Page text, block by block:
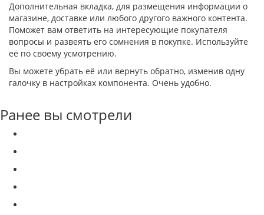
Дополнительная вкладка, для размещения информации о
магазине, доставке или любого другого важного контента.
Поможет вам ответить на интересующие покупателя
вопросы и развеять его сомнения в покупке. Используйте
её по своему усмотрению.
Вы можете убрать её или вернуть обратно, изменив одну
галочку в настройках компонента. Очень удобно.
Ранее вы смотрели